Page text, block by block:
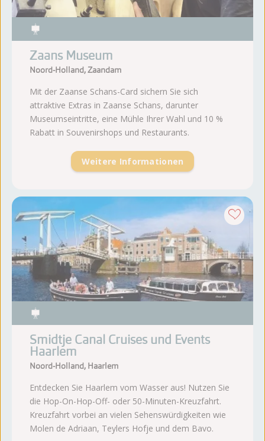
Zaans Museum
Noord-Holland, Zaandam
Mit der Zaanse Schans-Card sichern Sie sich
attraktive Extras in Zaanse Schans, darunter
Museumseintritte, eine Mühle Ihrer Wahl und 10 %
Rabatt in Souvenirshops und Restaurants.
Weitere Informationen
Smidtje Canal Cruises und Events
Haarlem
Noord-Holland, Haarlem
Entdecken Sie Haarlem vom Wasser aus! Nutzen Sie
die Hop-On-Hop-Off- oder 50-Minuten-Kreuzfahrt.
Kreuzfahrt vorbei an vielen Sehenswürdigkeiten wie
Molen de Adriaan, Teylers Hofje und dem Bavo.